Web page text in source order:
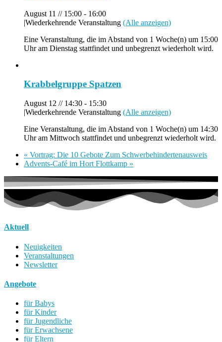
August 11 // 15:00 - 16:00
|Wiederkehrende Veranstaltung (Alle anzeigen)
Eine Veranstaltung, die im Abstand von 1 Woche(n) um 15:00
Uhr am Dienstag stattfindet und unbegrenzt wiederholt wird.
Krabbelgruppe Spatzen
August 12 // 14:30 - 15:30
|Wiederkehrende Veranstaltung (Alle anzeigen)
Eine Veranstaltung, die im Abstand von 1 Woche(n) um 14:30
Uhr am Mittwoch stattfindet und unbegrenzt wiederholt wird.
« Vortrag: Die 10 Gebote Zum Schwerbehindertenausweis
Advents-Café im Hort Flottkamp »
Aktuell
Neuigkeiten
Veranstaltungen
Newsletter
Angebote
für Babys
für Kinder
für Jugendliche
für Erwachsene
für Eltern